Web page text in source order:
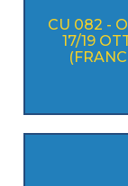
CU 082 -
17/19